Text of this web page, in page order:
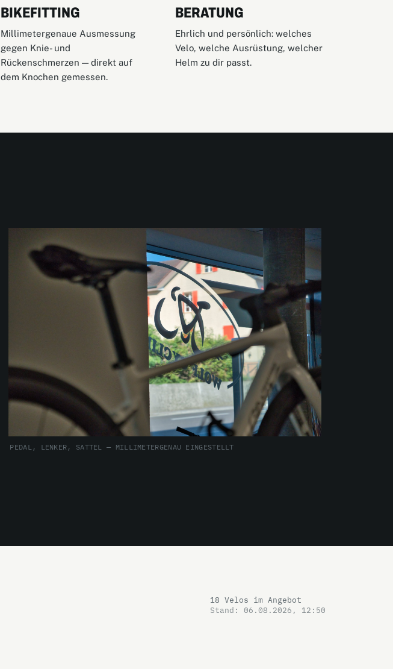
BIKEFITTING
Millimetergenaue Ausmessung
gegen Knie- und
Rückenschmerzen — direkt auf
dem Knochen gemessen.
BERATUNG
Ehrlich und persönlich: welches
Velo, welche Ausrüstung, welcher
Helm zu dir passt.
PEDAL, LENKER, SATTEL — MILLIMETERGENAU EINGESTELLT
18 Velos im Angebot
Stand: 06.08.2026, 12:50